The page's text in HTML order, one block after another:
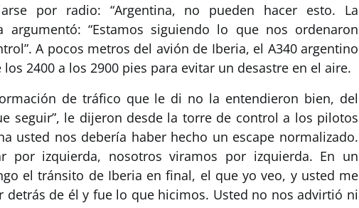
por radio: “Argentina, no pueden hacer esto. La
argumentó: “Estamos siguiendo lo que nos ordenaron
A pocos metros del avión de Iberia, el A340 argentino
2400 a los 2900 pies para evitar un desastre en el aire.
de tráfico que le di no la entendieron bien, del
seguir”, le dijeron desde la torre de control a los pilotos
usted nos debería haber hecho un escape normalizado.
por izquierda, nosotros viramos por izquierda. En un
el tránsito de Iberia en final, el que yo veo, y usted me
detrás de él y fue lo que hicimos. Usted no nos advirtió ni